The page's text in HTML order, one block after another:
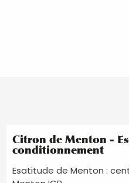
Citron de Menton -
conditionnement
Esatitude de Menton :